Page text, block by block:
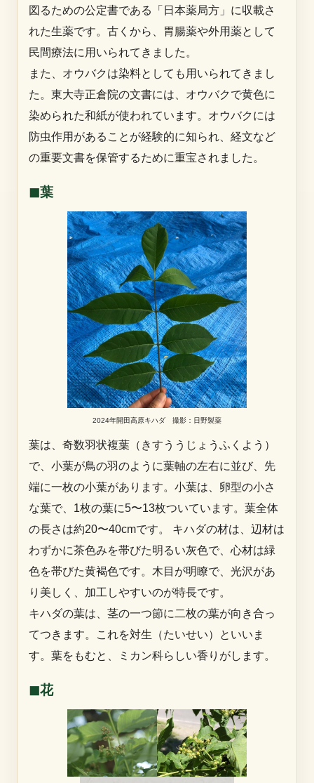
図るための公定書である「日本薬局方」に収載さ
れた生薬です。古くから、胃腸薬や外用薬として
民間療法に用いられてきました。
また、オウバクは染料としても用いられてきまし
た。東大寺正倉院の文書には、オウバクで黄色に
染められた和紙が使われています。オウバクには
防虫作用があることが経験的に知られ、経文など
の重要文書を保管するために重宝されました。
◼︎葉
2024年開田高原キハダ 撮影：日野製薬
葉は、奇数羽状複葉（きすううじょうふくよう）
で、小葉が鳥の羽のように葉軸の左右に並び、先
端に一枚の小葉があります。小葉は、卵型の小さ
な葉で、1枚の葉に5〜13枚ついています。葉全体
の長さは約20〜40cmです。 キハダの材は、辺材は
わずかに茶色みを帯びた明るい灰色で、心材は緑
色を帯びた黄褐色です。木目が明瞭で、光沢があ
り美しく、加工しやすいのが特長です。
キハダの葉は、茎の一つ節に二枚の葉が向き合っ
てつきます。これを対生（たいせい）といいま
す。葉をもむと、ミカン科らしい香りがします。
◼︎花